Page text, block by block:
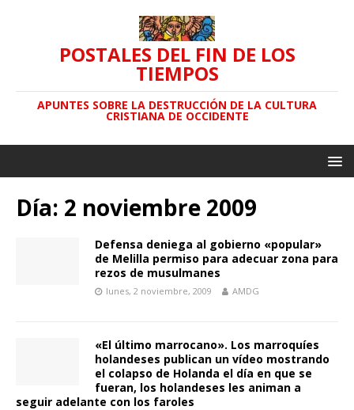
POSTALES DEL FIN DE LOS
TIEMPOS
APUNTES SOBRE LA DESTRUCCIÓN DE LA CULTURA
CRISTIANA DE OCCIDENTE
Día: 2 noviembre 2009
Defensa deniega al gobierno «popular»
de Melilla permiso para adecuar zona para
rezos de musulmanes
lunes, 2 noviembre, 2009 AMDG
«El último marrocano». Los marroquíes
holandeses publican un vídeo mostrando
el colapso de Holanda el día en que se
fueran, los holandeses les animan a
seguir adelante con los faroles